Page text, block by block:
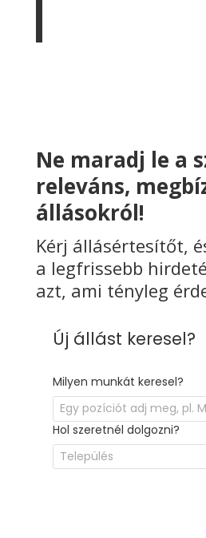
Ne maradj le a
releváns,
állásokról!
Kérj állásértesítőt,
a legfrissebb
azt, ami tényleg